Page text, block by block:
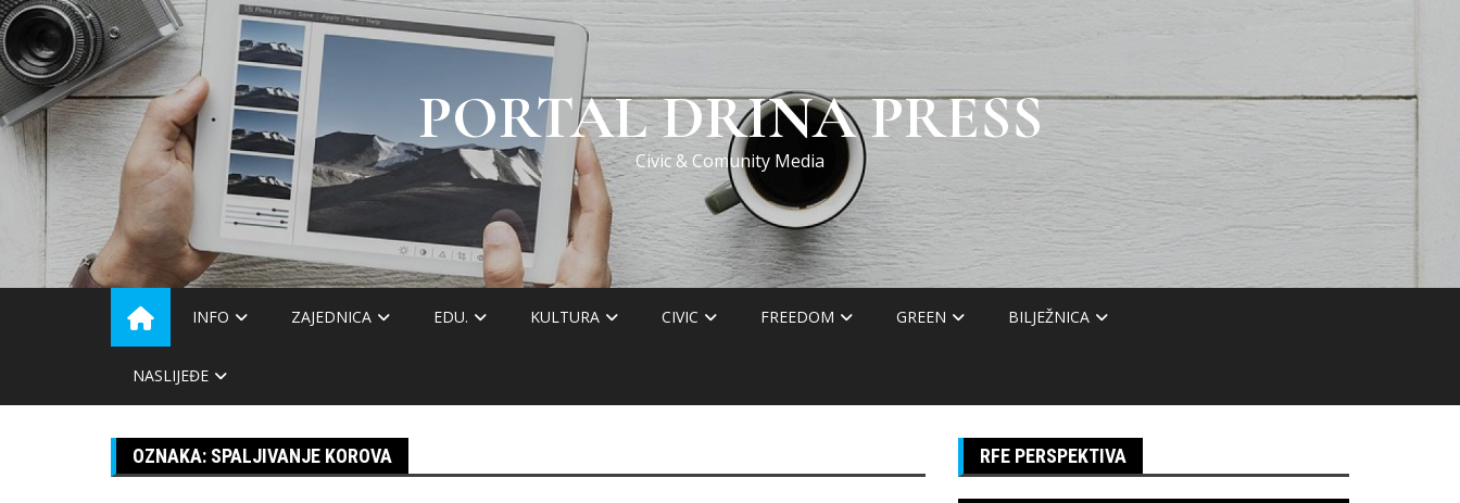
Skip
to
content
PORTAL DRINA PRESS
Civic & Comunity Media
INFO ZAJEDNICA EDU. KULTURA CIVIC FREEDOM GREEN BILJEŽNICA
NASLIJEĐE
OZNAKA: SPALJIVANJE KOROVA RFE PERSPEKTIVA